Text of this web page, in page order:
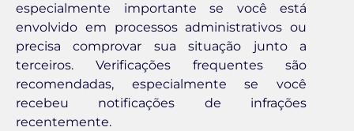
especialmente importante se você está
envolvido em processos administrativos ou
precisa comprovar sua situação junto a
terceiros. Verificações frequentes são
recomendadas, especialmente se você
recebeu notificações de infrações
recentemente.